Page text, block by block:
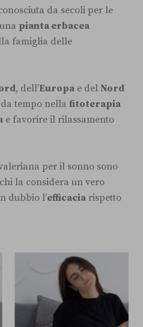
da secoli per le
pianta erbacea
famiglia delle
, dell’Europa e del Nord
tempo nella fitoterapia
e favorire il rilassamento
per il sonno sono
la considera un vero
dubbio l’efficacia rispetto